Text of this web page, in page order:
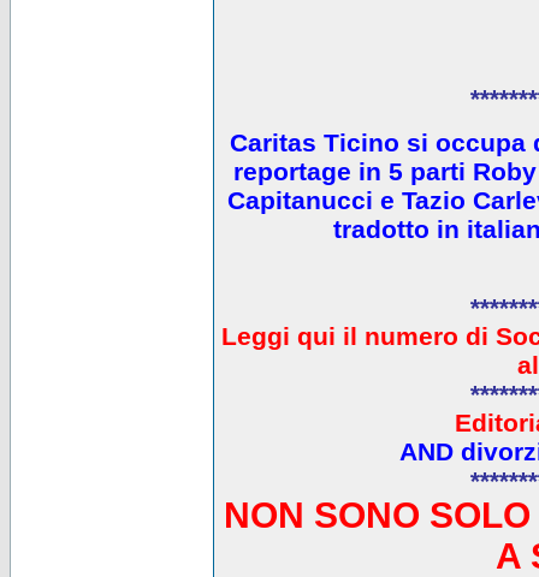
Caritas Ticino si occupa
reportage in 5 parti
Capitanucci e Tazio
tradotto in
Leggi qui il numero di
AND
NON SONO
A